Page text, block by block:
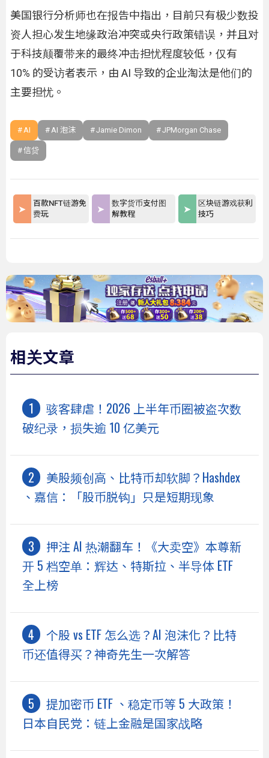
美国银行分析师也在报告中指出，目前只有极少数投
资人担心发生地缘政治冲突或央行政策错误，并且对
于科技颠覆带来的最终冲击担忧程度较低，仅有
10% 的受访者表示，由 AI 导致的企业淘汰是他们的
主要担忧。
AI AI 泡沫 Jamie Dimon JPMorgan Chase
信贷
百款NFT链游免
费玩
数字货币支付图
解教程
区块链游戏获利
技巧
相关文章
骇客肆虐！2026 上半年币圈被盗次数
破纪录，损失逾 10 亿美元
美股频创高、比特币却软脚？Hashdex
、嘉信：「股币脱钩」只是短期现象
押注 AI 热潮翻车！《大卖空》本尊新
开 5 档空单：辉达、特斯拉、半导体 ETF
全上榜
个股 vs ETF 怎么选？AI 泡沫化？比特
币还值得买？神奇先生一次解答
提加密币 ETF 、稳定币等 5 大政策！
日本自民党：链上金融是国家战略